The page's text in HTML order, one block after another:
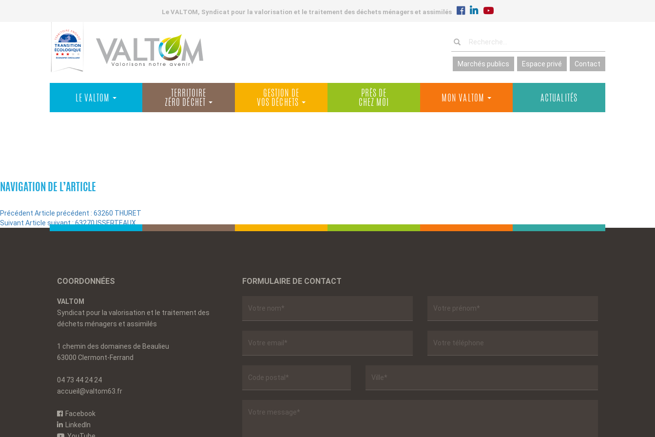
Le VALTOM, Syndicat pour la valorisation et le traitement des déchets ménagers et assimilés
Marchés publics Espace privé Contact
LE VALTOM
TERRITOIRE
ZÉRO DÉCHET
GESTION DE
VOS DÉCHETS
PRÈS DE
CHEZ MOI
MON VALTOM ACTUALITÉS
NAVIGATION DE L’ARTICLE
Précédent Article précédent : 63260 THURET
Suivant Article suivant :63270 ISSERTEAUX
COORDONNÉES
VALTOM
Syndicat pour la valorisation et le traitement des
déchets ménagers et assimilés
1 chemin des domaines de Beaulieu
63000 Clermont-Ferrand
04 73 44 24 24
accueil@valtom63.fr
Facebook
LinkedIn
FORMULAIRE DE CONTACT